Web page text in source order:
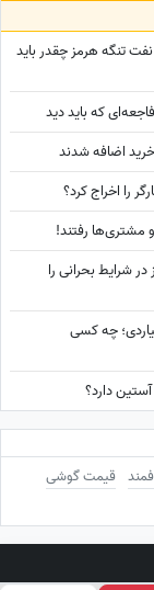
تنگه هرمز چقدر باید
که باید دید
اضافه شدند
و مشتری‌ها رفتند!
شرایط بحرانی را
چه کسی
دارد؟
قیمت گوشی